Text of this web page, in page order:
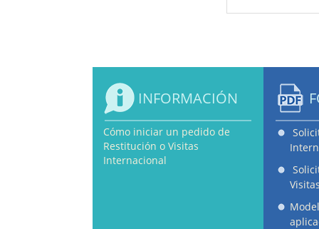
INFORMACIÓN
Cómo iniciar un pedido de
Restitución o Visitas
Internacional